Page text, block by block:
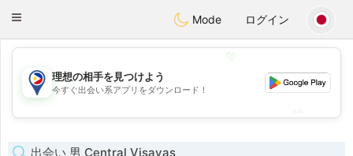
PhilippinesChat
Toggle
Mode ログイン
💖
💕
理想の相手を見つけよう
今すぐ出会い系アプリをダウンロード！
出会い 男 Central Visayas